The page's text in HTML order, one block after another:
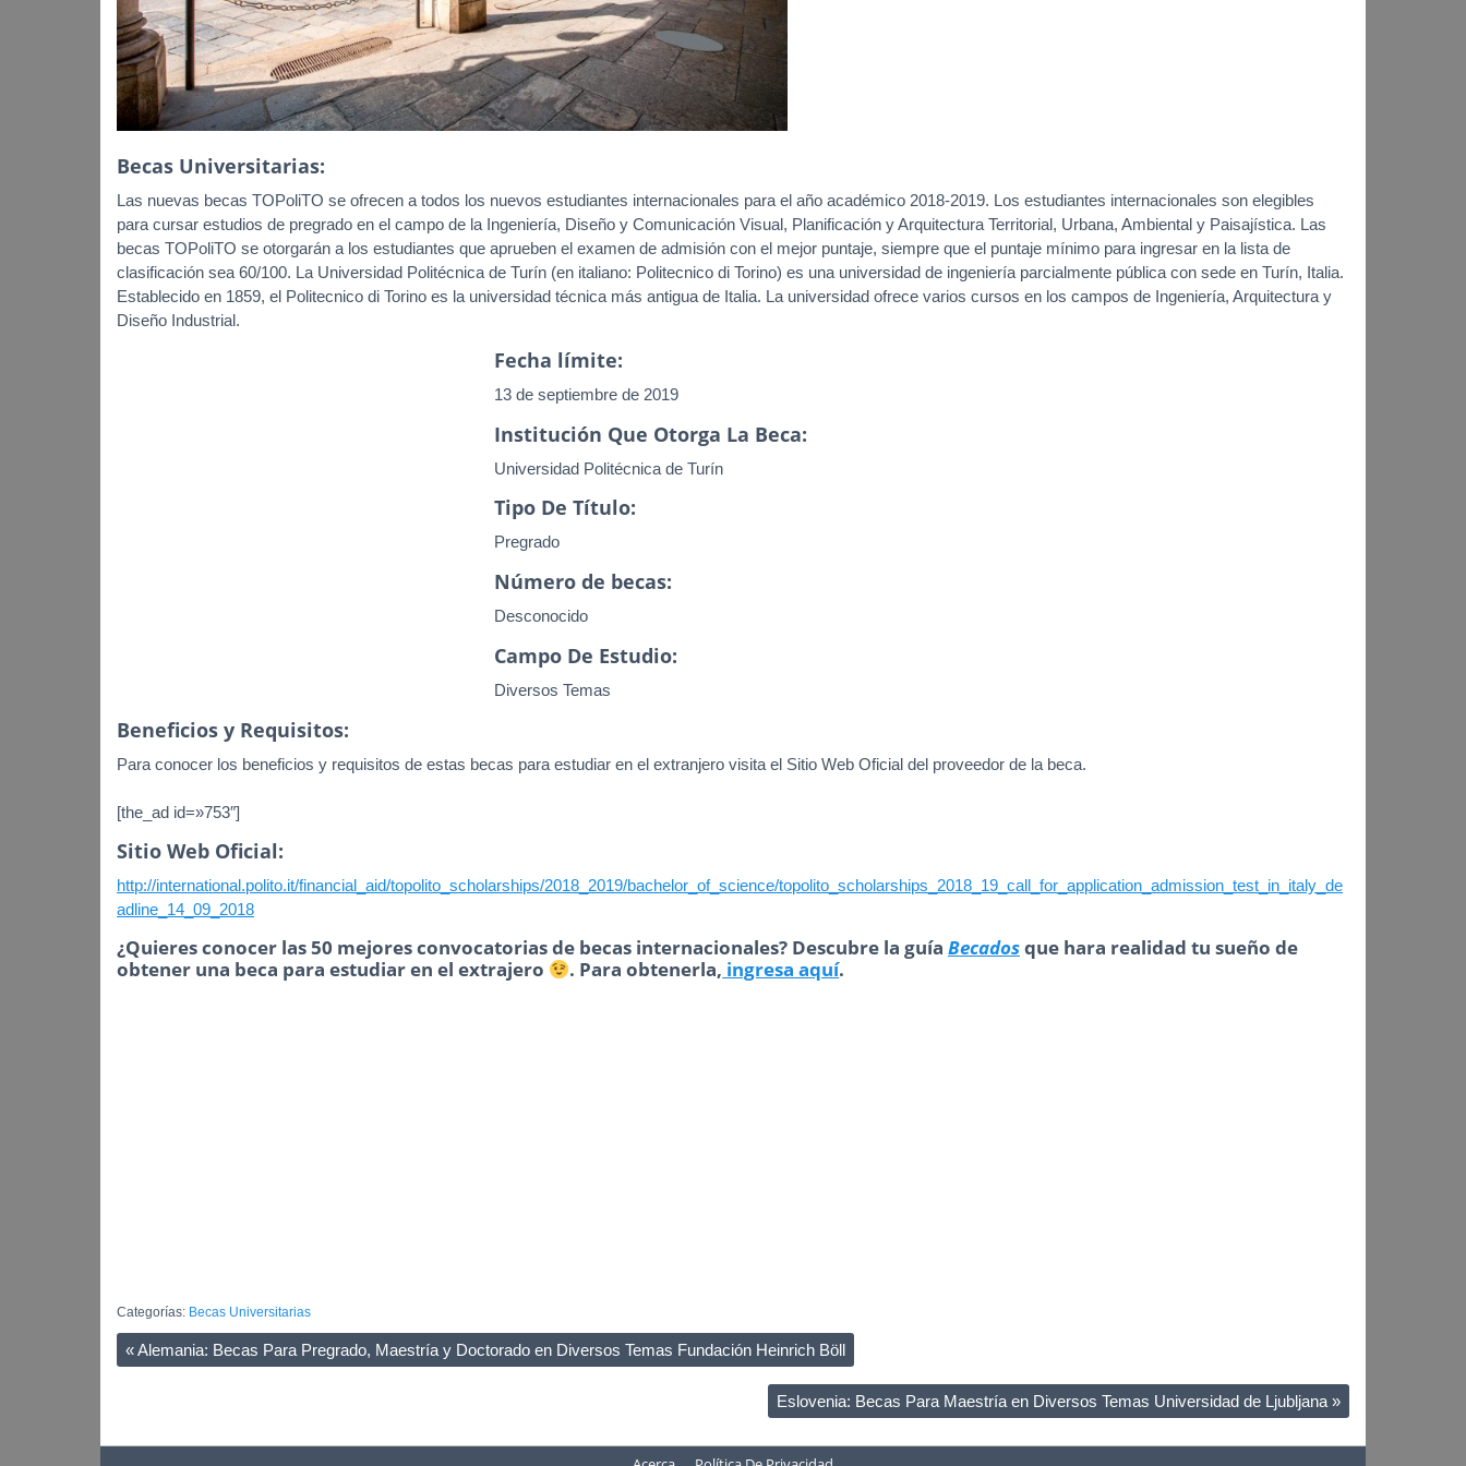
Becas Universitarias:
Las nuevas becas TOPoliTO se ofrecen a todos los nuevos estudiantes internacionales para el año académico 2018-2019. Los estudiantes internacionales son elegibles
para cursar estudios de pregrado en el campo de la Ingeniería, Diseño y Comunicación Visual, Planificación y Arquitectura Territorial, Urbana, Ambiental y Paisajística. Las
becas TOPoliTO se otorgarán a los estudiantes que aprueben el examen de admisión con el mejor puntaje, siempre que el puntaje mínimo para ingresar en la lista de
clasificación sea 60/100. La Universidad Politécnica de Turín (en italiano: Politecnico di Torino) es una universidad de ingeniería parcialmente pública con sede en Turín, Italia.
Establecido en 1859, el Politecnico di Torino es la universidad técnica más antigua de Italia. La universidad ofrece varios cursos en los campos de Ingeniería, Arquitectura y
Diseño Industrial.
Fecha límite:
13 de septiembre de 2019
Institución Que Otorga La Beca:
Universidad Politécnica de Turín
Tipo De Título:
Pregrado
Número de becas:
Desconocido
Campo De Estudio:
Diversos Temas
Beneficios y Requisitos:
Para conocer los beneficios y requisitos de estas becas para estudiar en el extranjero visita el Sitio Web Oficial del proveedor de la beca.
[the_ad id=»753″]
Sitio Web Oficial:
http://international.polito.it/financial_aid/topolito_scholarships/2018_2019/bachelor_of_science/topolito_scholarships_2018_19_call_for_application_admission_test_in_italy_de
adline_14_09_2018
¿Quieres conocer las 50 mejores convocatorias de becas internacionales? Descubre la guía Becadosque hara realidad tu sueño de
obtener una beca para estudiar en el extrajero
. Para obtenerla, ingresa aquí.
Categorías: Becas Universitarias
«Alemania: Becas Para Pregrado, Maestría y Doctorado en Diversos Temas Fundación Heinrich Böll
Eslovenia: Becas Para Maestría en Diversos Temas Universidad de Ljubljana »